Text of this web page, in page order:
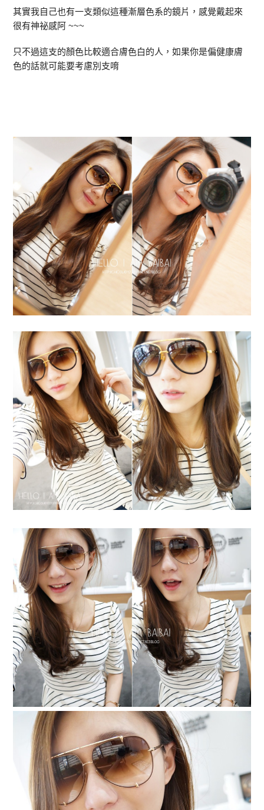
其實我自己也有一支類似這種漸層色系的鏡片，感覺戴起來
很有神祕感阿 ~~~
只不過這支的顏色比較適合膚色白的人，如果你是偏健康膚
色的話就可能要考慮別支唷